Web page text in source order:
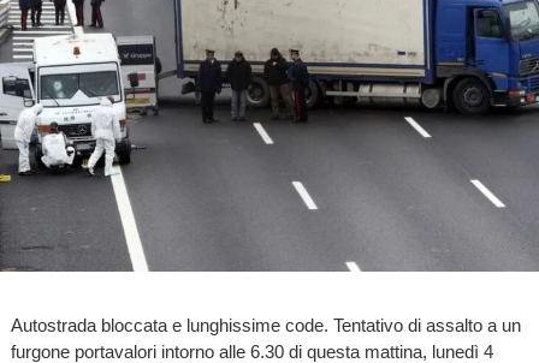
Autostrada bloccata e lunghissime code. Tentativo di assalto a un
furgone portavalori intorno alle 6.30 di questa mattina, lunedì 4